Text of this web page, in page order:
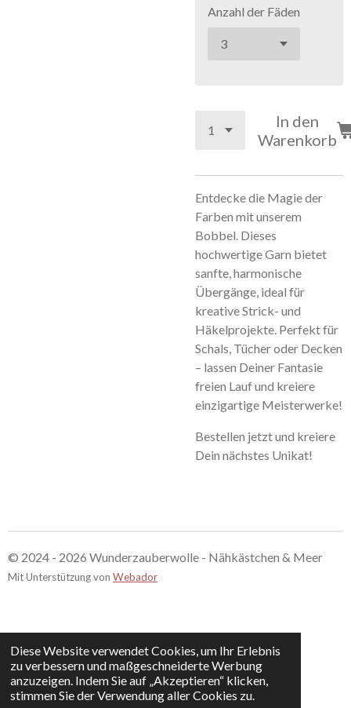
Diese Website verwendet Cookies, um Ihr Erlebnis
zu verbessern und maßgeschneiderte Werbung
anzuzeigen. Indem Sie auf „Akzeptieren“ klicken,
stimmen Sie der Verwendung aller Cookies zu.
Anzahl der Fäden
In den
Warenkorb
Entdecke die Magie der
Farben mit unserem
Bobbel. Dieses
hochwertige Garn bietet
sanfte, harmonische
Übergänge, ideal für
kreative Strick- und
Häkelprojekte. Perfekt für
Schals, Tücher oder Decken
– lassen Deiner Fantasie
freien Lauf und kreiere
einzigartige Meisterwerke!
Bestellen jetzt und kreiere
Dein nächstes Unikat!
© 2024 - 2026 Wunderzauberwolle - Nähkästchen & Meer
Mit Unterstützung von Webador